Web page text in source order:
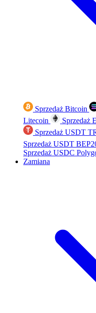
Sprzedaż Bitcoin
Litecoin
Sprzedaż
Sprzedaż USDT
Sprzedaż USDT
Sprzedaż USDC
Zamiana